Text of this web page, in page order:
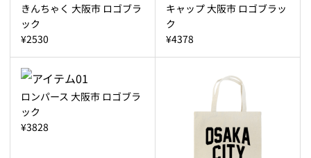
きんちゃく 大阪市 ロゴブラ
ック
¥2530
キャップ 大阪市 ロゴブラッ
ク
¥4378
ロンパース 大阪市 ロゴブラ
ック
¥3828